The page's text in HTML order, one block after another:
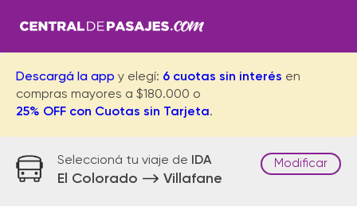
Descargá la app y elegí: 6 cuotas sin interés en
compras mayores a $180.000 o
25% OFF con Cuotas sin Tarjeta.
Seleccioná tu viaje de IDA
El Colorado Villafane
Modificar